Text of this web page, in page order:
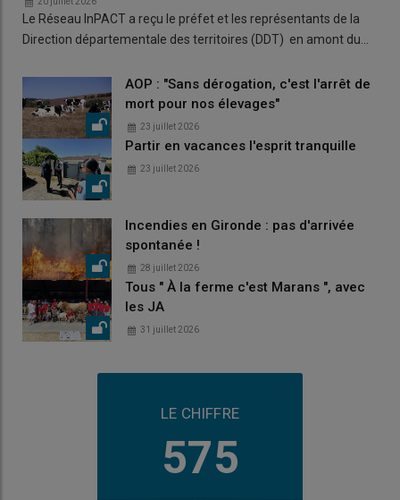
Le Réseau InPACT a reçu le préfet et les représentants de la
Direction départementale des territoires (DDT) en amont du…
AOP : "Sans dérogation, c'est l'arrêt de
mort pour nos élevages"
23 juillet 2026
Partir en vacances l'esprit tranquille
23 juillet 2026
Incendies en Gironde : pas d'arrivée
spontanée !
28 juillet 2026
Tous " À la ferme c'est Marans ", avec
les JA
31 juillet 2026
LE CHIFFRE
575